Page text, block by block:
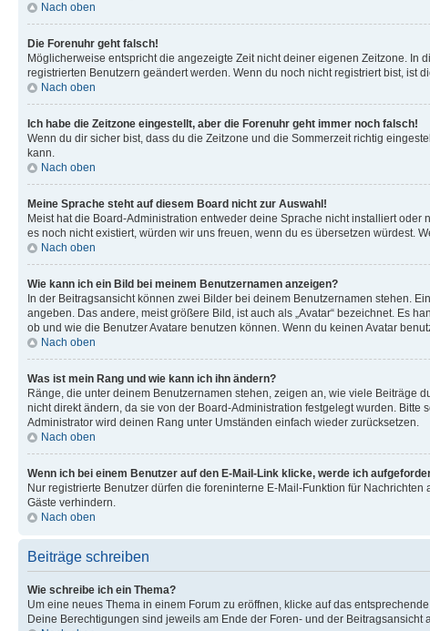
Nach oben
Die Forenuhr geht falsch!
Möglicherweise entspricht die angezeigte Zeit nicht deiner eigenen Zeitzone. In
registrierten Benutzern geändert werden. Wenn du noch nicht registriert bist, ist
Nach oben
Ich habe die Zeitzone eingestellt, aber die Forenuhr geht immer noch falsch!
Wenn du dir sicher bist, dass du die Zeitzone und die Sommerzeit richtig
kann.
Nach oben
Meine Sprache steht auf diesem Board nicht zur Auswahl!
Meist hat die Board-Administration entweder deine Sprache nicht installiert
es noch nicht existiert, würden wir uns freuen, wenn du es übersetzen würdest.
Nach oben
Wie kann ich ein Bild bei meinem Benutzernamen anzeigen?
In der Beitragsansicht können zwei Bilder bei deinem Benutzernamen stehen.
angeben. Das andere, meist größere Bild, ist auch als „Avatar“ bezeichnet. Es
ob und wie die Benutzer Avatare benutzen können. Wenn du keinen Avatar
Nach oben
Was ist mein Rang und wie kann ich ihn ändern?
Ränge, die unter deinem Benutzernamen stehen, zeigen an, wie viele Beiträge
nicht direkt ändern, da sie von der Board-Administration festgelegt wurden.
Administrator wird deinen Rang unter Umständen einfach wieder zurücksetzen.
Nach oben
Wenn ich bei einem Benutzer auf den E-Mail-Link klicke, werde ich
Nur registrierte Benutzer dürfen die foreninterne E-Mail-Funktion für
Gäste verhindern.
Nach oben
Beiträge schreiben
Wie schreibe ich ein Thema?
Um eine neues Thema in einem Forum zu eröffnen, klicke auf das
Deine Berechtigungen sind jeweils am Ende der Foren- und der Beitragsansicht